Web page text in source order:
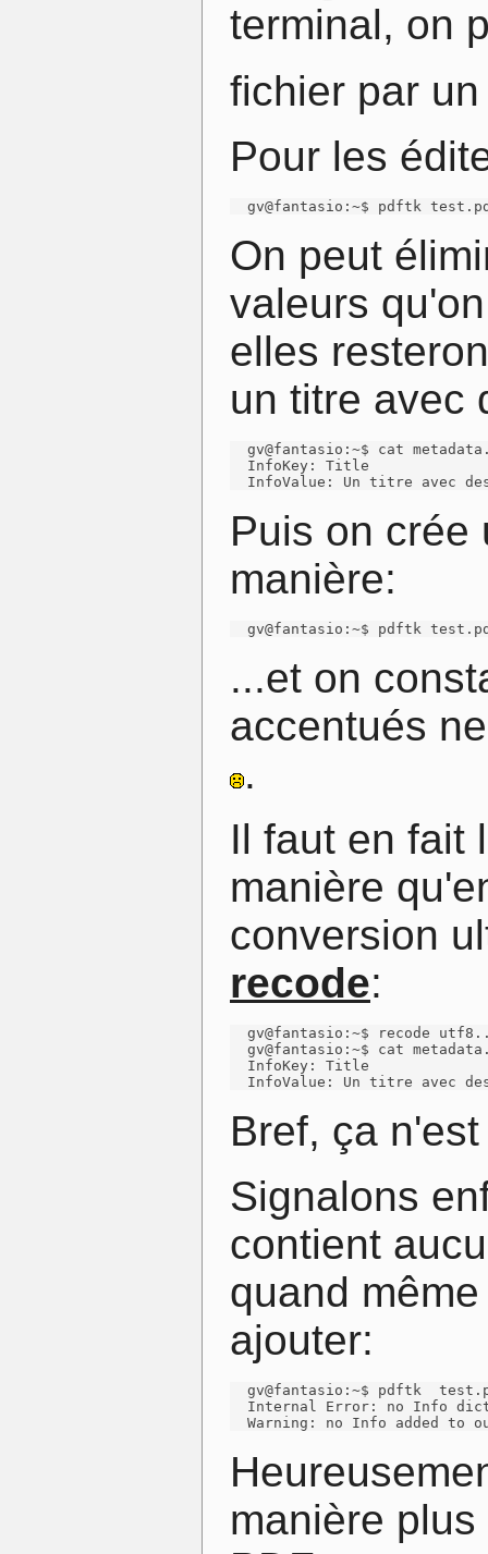
terminal, on
fichier par
Pour les
gv@fantasio:~$ pdftk
On peut
valeurs
elles
un titre avec
gv@fantasio:~$ cat
  InfoKey: Title
InfoValue: Un titre avec
Puis on crée
manière:
gv@fantasio:~$ pdftk
...et on
accentués
.
Il faut en fait
manière
conversion
recode:
gv@fantasio:~$ recode
gv@fantasio:~$ cat
  InfoKey: Title
InfoValue: Un titre avec
Bref, ça
Signalons
contient
quand
ajouter:
gv@fantasio:~$ pdftk
Internal Error: no Info
Warning: no Info added to
manière